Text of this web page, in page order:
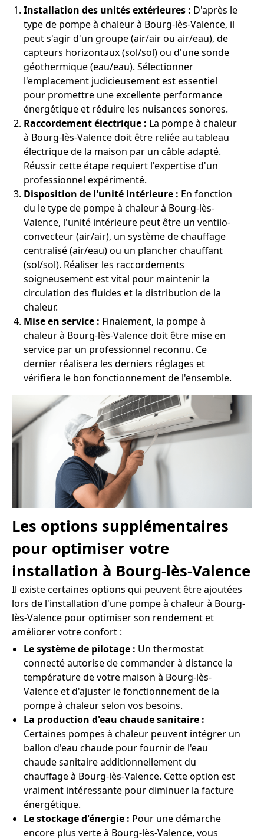
Installation des unités extérieures : D'après le
type de pompe à chaleur à Bourg-lès-Valence, il
peut s'agir d'un groupe (air/air ou air/eau), de
capteurs horizontaux (sol/sol) ou d'une sonde
géothermique (eau/eau). Sélectionner
l'emplacement judicieusement est essentiel
pour promettre une excellente performance
énergétique et réduire les nuisances sonores.
Raccordement électrique : La pompe à chaleur
à Bourg-lès-Valence doit être reliée au tableau
électrique de la maison par un câble adapté.
Réussir cette étape requiert l'expertise d'un
professionnel expérimenté.
Disposition de l'unité intérieure : En fonction
du le type de pompe à chaleur à Bourg-lès-
Valence, l'unité intérieure peut être un ventilo-
convecteur (air/air), un système de chauffage
centralisé (air/eau) ou un plancher chauffant
(sol/sol). Réaliser les raccordements
soigneusement est vital pour maintenir la
circulation des fluides et la distribution de la
chaleur.
Mise en service : Finalement, la pompe à
chaleur à Bourg-lès-Valence doit être mise en
service par un professionnel reconnu. Ce
dernier réalisera les derniers réglages et
vérifiera le bon fonctionnement de l'ensemble.
Les options supplémentaires
pour optimiser votre
installation à Bourg-lès-Valence
Il existe certaines options qui peuvent être ajoutées
lors de l'installation d'une pompe à chaleur à Bourg-
lès-Valence pour optimiser son rendement et
améliorer votre confort :
Le système de pilotage : Un thermostat
connecté autorise de commander à distance la
température de votre maison à Bourg-lès-
Valence et d'ajuster le fonctionnement de la
pompe à chaleur selon vos besoins.
La production d'eau chaude sanitaire :
Certaines pompes à chaleur peuvent intégrer un
ballon d'eau chaude pour fournir de l'eau
chaude sanitaire additionnellement du
chauffage à Bourg-lès-Valence. Cette option est
vraiment intéressante pour diminuer la facture
énergétique.
Le stockage d'énergie : Pour une démarche
encore plus verte à Bourg-lès-Valence, vous